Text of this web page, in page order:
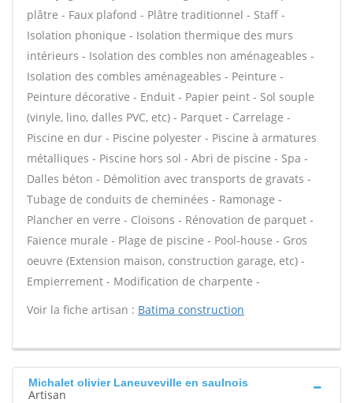
plâtre - Faux plafond - Plâtre traditionnel - Staff -
Isolation phonique - Isolation thermique des murs
intérieurs - Isolation des combles non aménageables -
Isolation des combles aménageables - Peinture -
Peinture décorative - Enduit - Papier peint - Sol souple
(vinyle, lino, dalles PVC, etc) - Parquet - Carrelage -
Piscine en dur - Piscine polyester - Piscine à armatures
métalliques - Piscine hors sol - Abri de piscine - Spa -
Dalles béton - Démolition avec transports de gravats -
Tubage de conduits de cheminées - Ramonage -
Plancher en verre - Cloisons - Rénovation de parquet -
Faïence murale - Plage de piscine - Pool-house - Gros
oeuvre (Extension maison, construction garage, etc) -
Empierrement - Modification de charpente -
Voir la fiche artisan : Batima construction
Michalet olivier Laneuveville en saulnois
Artisan